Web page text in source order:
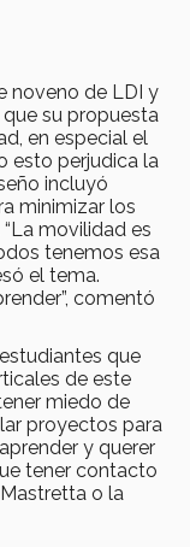
noveno de LDI y
su propuesta
en especial el
esto perjudica la
incluyó
minimizar los
movilidad es
tenemos esa
el tema.
comentó
que
de este
miedo de
proyectos para
y querer
tener contacto
o la